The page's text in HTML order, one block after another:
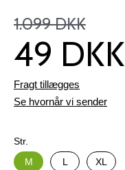
1.099 DKK
49 DKK
Fragt tillægges
Se hvornår vi sender
Str.
M
L XL